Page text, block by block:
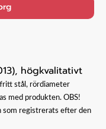
högkvalitativt
stål, rördiameter
med produkten. OBS!
som registrerats efter den